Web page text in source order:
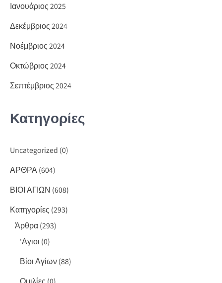
Ιανουάριος 2025
Δεκέμβριος 2024
Νοέμβριος 2024
Οκτώβριος 2024
Σεπτέμβριος 2024
Κατηγορίες
Uncategorized (0)
ΑΡΘΡΑ(604)
ΒΙΟΙ ΑΓΙΩΝ (608)
Κατηγορίες (293)
Άρθρα(293)
'Αγιοι (0)
Βίοι Αγίων(88)